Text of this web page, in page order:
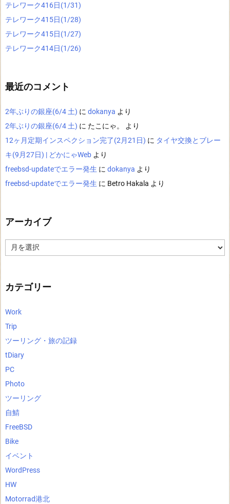
テレワーク416日(1/31)
テレワーク415日(1/28)
テレワーク415日(1/27)
テレワーク414日(1/26)
最近のコメント
2年ぶりの銀座(6/4 土) に dokanya より
2年ぶりの銀座(6/4 土) に たこにゃ。
より
12ヶ月定期インスペクション完了(2月21日) に タイヤ交換とブレー
キ(9月27日) | どかにゃWeb より
freebsd-updateでエラー発生 に dokanya より
freebsd-updateでエラー発生 に Betro Hakala より
アーカイブ
ー
カテゴリー
Work
Trip
ツーリング・旅の記録
tDiary
PC
Photo
ツーリング
自鯖
FreeBSD
Bike
イベント
WordPress
HW
Motorrad港北